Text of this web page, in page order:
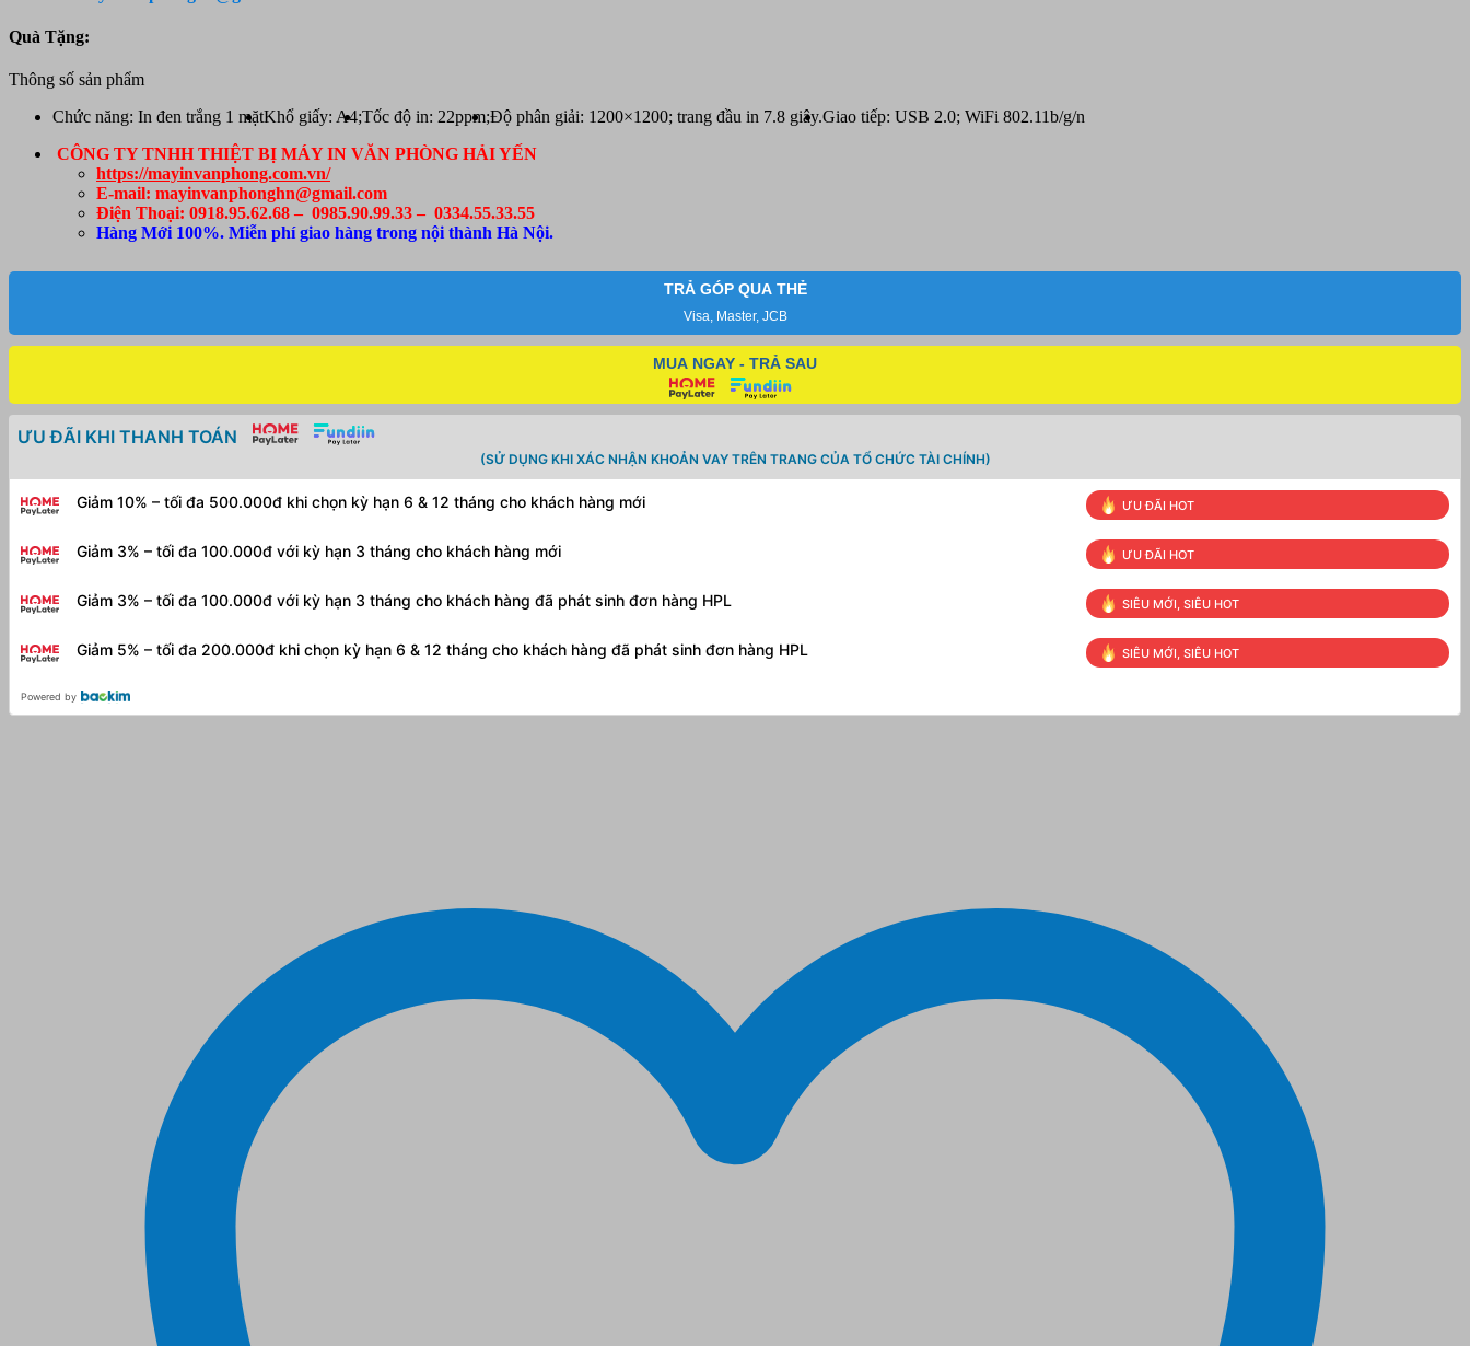
P2505W
số
Quà Tặng:
Thông số sản phẩm
Chức năng: In đen trắng 1 mặtKhổ giấy: A4;Tốc độ in: 22ppm;Độ phân giải: 1200×1200; trang đầu in 7.8 giây.Giao tiếp: USB 2.0; WiFi 802.11b/g/n
CÔNG TY TNHH THIỆT BỊ MÁY IN VĂN PHÒNG HẢI YẾN
https://mayinvanphong.com.vn/
E-mail: mayinvanphonghn@gmail.com
Điện Thoại: 0918.95.62.68 – 0985.90.99.33 – 0334.55.33.55
Hàng Mới 100%. Miễn phí giao hàng trong nội thành Hà Nội.
TRẢ GÓP QUA THẺ
Visa, Master, JCB
MUA NGAY - TRẢ SAU
ƯU ĐÃI KHI THANH TOÁN
(SỬ DỤNG KHI XÁC NHẬN KHOẢN VAY TRÊN TRANG CỦA TỔ CHỨC TÀI CHÍNH)
Giảm 10% – tối đa 500.000đ khi chọn kỳ hạn 6 & 12 tháng cho khách hàng mới ƯU ĐÃI HOT
Giảm 3% – tối đa 100.000đ với kỳ hạn 3 tháng cho khách hàng mới ƯU ĐÃI HOT
Giảm 3% – tối đa 100.000đ với kỳ hạn 3 tháng cho khách hàng đã phát sinh đơn hàng HPL SIÊU MỚI, SIÊU HOT
Giảm 5% – tối đa 200.000đ khi chọn kỳ hạn 6 & 12 tháng cho khách hàng đã phát sinh đơn hàng HPL SIÊU MỚI, SIÊU HOT
Powered by